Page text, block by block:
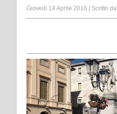
Giovedì 14 Aprile 2016 Scritto da